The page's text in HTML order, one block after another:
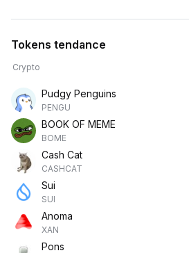
Tokens tendance
Crypto
Pudgy Penguins
PENGU
BOOK OF MEME
BOME
Cash Cat
CASHCAT
Sui
SUI
Anoma
XAN
Pons